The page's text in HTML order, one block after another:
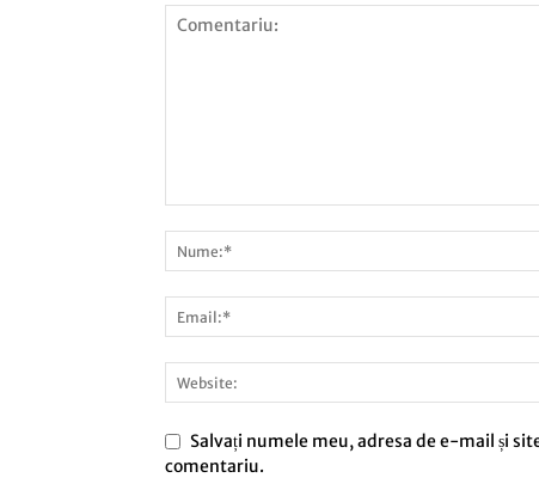
Salvați numele meu, adresa de e-mail și
comentariu.